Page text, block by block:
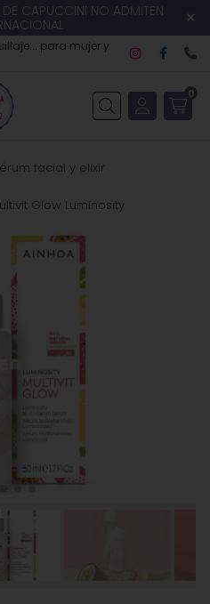
CAPUCCINI NO ADMITEN
para mujer y
Buscar
0
facial y elixir
Glow Luminosity